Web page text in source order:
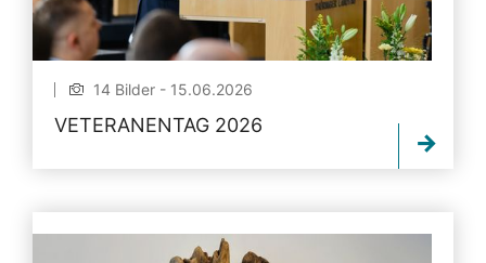
14 Bilder - 15.06.2026
VETERANENTAG 2026